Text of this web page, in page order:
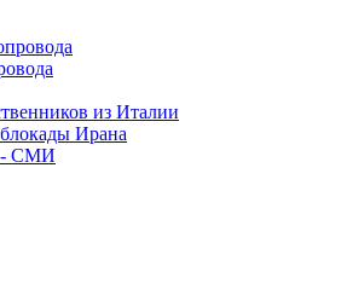
из Италии
Ирана
- СМИ